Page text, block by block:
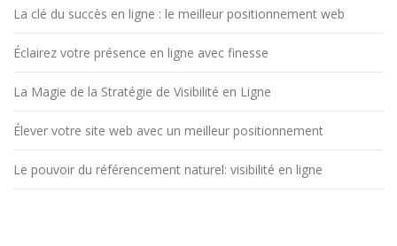
La clé du succès en ligne : le meilleur positionnement web
Éclairez votre présence en ligne avec finesse
La Magie de la Stratégie de Visibilité en Ligne
Élever votre site web avec un meilleur positionnement
Le pouvoir du référencement naturel: visibilité en ligne